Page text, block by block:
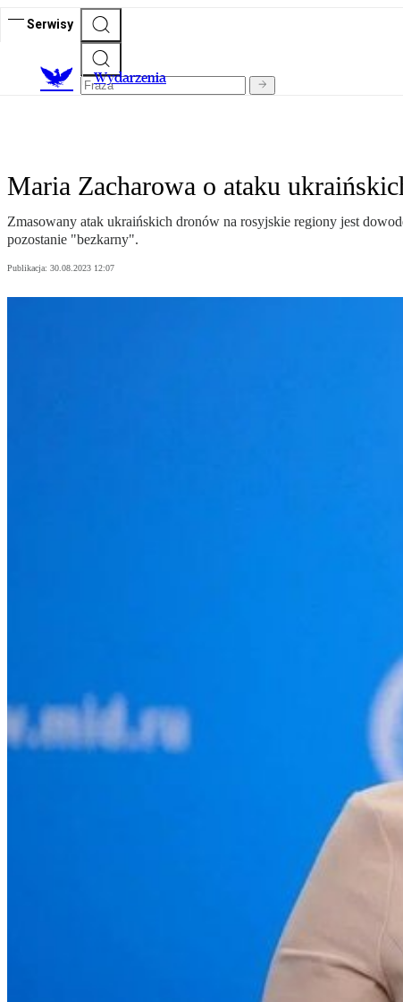
Serwisy
Wydarzenia
Maria Zacharowa o ataku
Zmasowany atak ukraińskich dronów na rosyjskie regiony jest
pozostanie "bezkarny".
Publikacja: 30.08.2023 12:07